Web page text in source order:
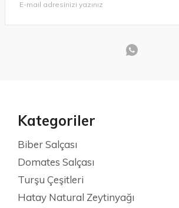
Kategoriler
Biber Salçası
Domates Salçası
Turşu Çeşitleri
Hatay Natural Zeytinyağı